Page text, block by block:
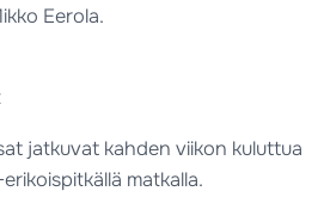
Eerola.
jatkuvat kahden viikon kuluttua
matkalla.